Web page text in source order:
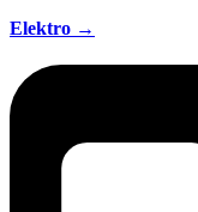
Elektro →